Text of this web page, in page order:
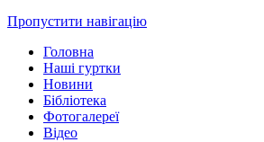
Пропустити навігацію
Головна
Наші гуртки
Новини
Бібліотека
Фотогалереї
Відео